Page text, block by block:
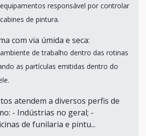
responsável por controlar
de pintura.
com via úmida e seca:
de trabalho dentro das rotinas
as partículas emitidas dentro do
atendem a diversos perfis de
- Indústrias no geral; -
de funilaria e pintu...